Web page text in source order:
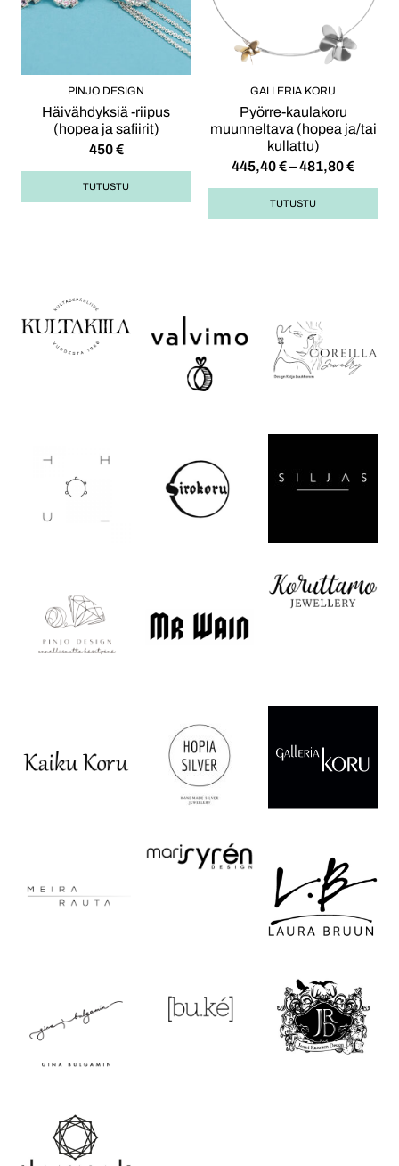
PINJO DESIGN
Häivähdyksiä -riipus
(hopea ja safiirit)
450€
TUTUSTU
GALLERIA KORU
Pyörre-kaulakoru
muunneltava (hopea ja/tai
kullattu)
445,40€–481,80€
TUTUSTU